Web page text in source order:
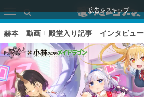
広告をスキップ
赫本 動画 殿堂入り記事 インタビュー